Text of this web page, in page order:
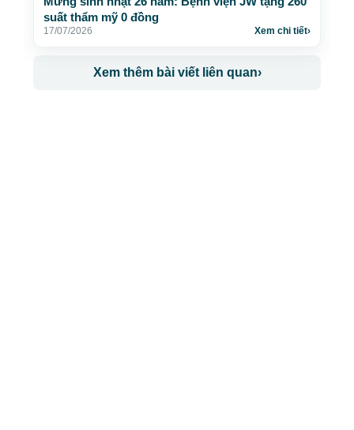
suất thẩm mỹ 0 đồng
17/07/2026 Xem chi tiết›
Xem thêm bài viết liên quan›